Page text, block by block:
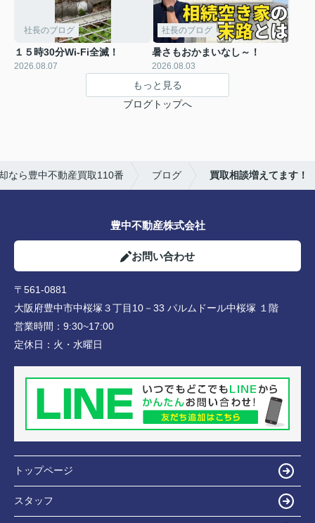
社長のブログ
１５時30分Wi-Fi全滅！
2026.08.07
社長のブログ
暑さもおかまいなし～！
2026.08.03
もっと見る
ブログトップへ
なら豊中不動産買取110番 ブログ 買取相談増えてます！
豊中不動産株式会社
お問い合わせ
〒561-0881
大阪府豊中市中桜塚３丁目10－33 パルムドール中桜塚 １階
営業時間： 9:30~17:00
定休日： 火・水曜日
トップページ
スタッフ